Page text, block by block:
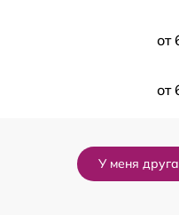
от
от
У меня